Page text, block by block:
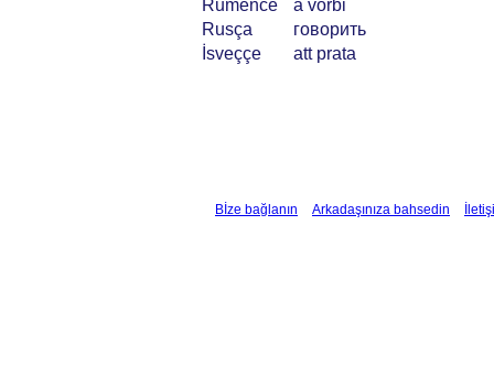
Rumence
a vorbi
Rusça
говорить
İsveççe
att prata
Bİze bağlanın Arkadaşınıza bahsedin